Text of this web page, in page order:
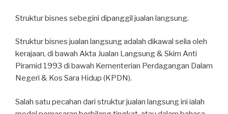
Struktur bisnes sebegini dipanggil jualan langsung.
Struktur bisnes jualan langsung adalah dikawal selia oleh
kerajaan, di bawah Akta Jualan Langsung & Skim Anti
Piramid 1993 di bawah Kementerian Perdagangan Dalam
Negeri & Kos Sara Hidup (KPDN).
Salah satu pecahan dari struktur jualan langsung ini ialah